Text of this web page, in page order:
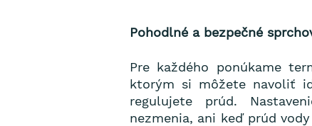
Pohodlné a bezpečné
Pre každého ponúkame
ktorým si môžete navoliť
regulujete prúd.
nezmenia, ani keď prúd